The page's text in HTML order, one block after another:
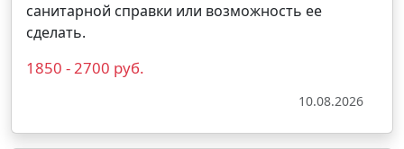
санитарной справки или возможность ее
сделать.
1850 - 2700 руб.
10.08.2026